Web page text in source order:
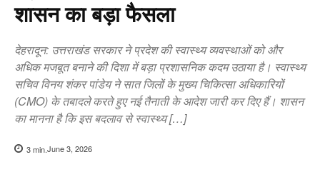
शासन का बड़ा फैसला
देहरादून: उत्तराखंड सरकार ने प्रदेश की स्वास्थ्य व्यवस्थाओं को और
अधिक मजबूत बनाने की दिशा में बड़ा प्रशासनिक कदम उठाया है। स्वास्थ्य
सचिव विनय शंकर पांडेय ने सात जिलों के मुख्य चिकित्सा अधिकारियों
(CMO) के तबादले करते हुए नई तैनाती के आदेश जारी कर दिए हैं। शासन
का मानना है कि इस बदलाव से स्वास्थ्य […]
3min.June 3, 2026